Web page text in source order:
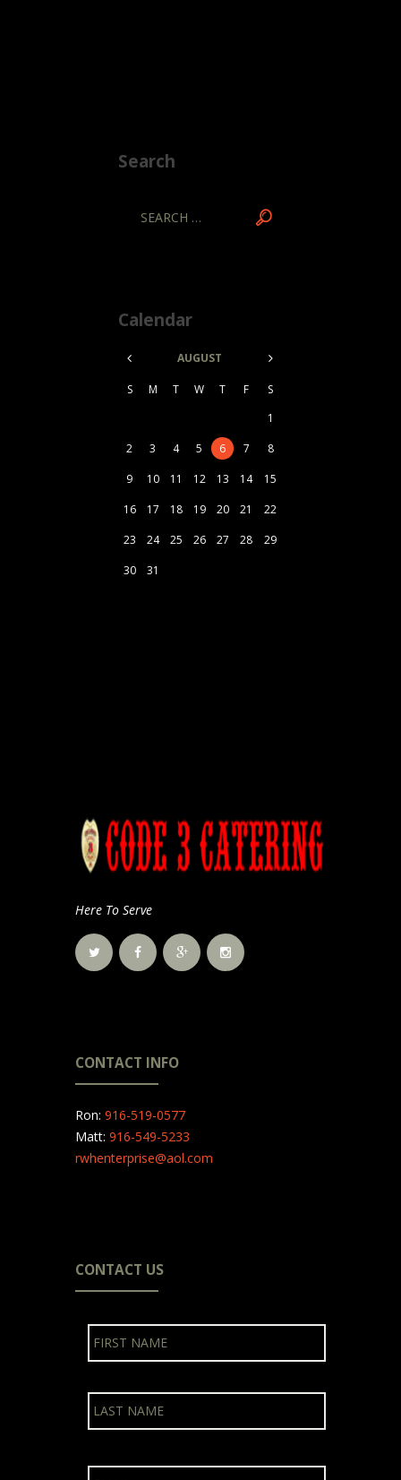
Search
Calendar
AUGUST
S M T W T F
S
1
2
3 4 5 6 7
8
9
10 11 12 13 14
15
16
17 18 19 20 21
22
23
24 25 26 27 28
29
30
31
Here To Serve
CONTACT INFO
Ron: 916-519-0577
Matt: 916-549-5233
rwhenterprise@aol.com
CONTACT US
a
m
e
First
Last
E